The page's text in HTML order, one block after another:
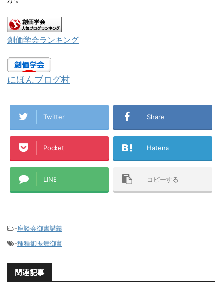
創価学会ランキング
にほんブログ村
Twitter Share
Pocket Hatena
LINE コピーする
-座談会御書講義
-種種御振舞御書
関連記事